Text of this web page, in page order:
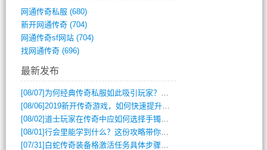
网通传奇私服 (680)
新开网通传奇(704)
网通传奇sf网站(704)
找网通传奇(696)
最新发布
[08/07] 为何经典传奇私服如此吸引玩家？深度攻略解析
[08/06]2019新开传奇游戏，如何快速提升角色等级？
[08/02]道士玩家在传奇中应如何选择手镯装备？
[08/01]行会里能学到什么？这份攻略带你全掌握
[07/31] 白蛇传奇装备格激活任务具体步骤是什么？如何完成？